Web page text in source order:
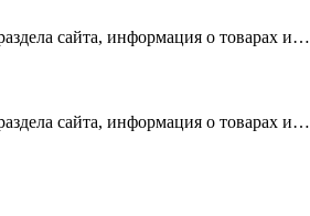
сайта, информация о товарах и…
сайта, информация о товарах и…